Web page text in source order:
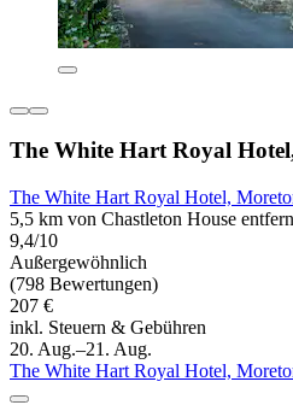
The White Hart Royal
The White Hart Royal Hotel,
5,5 km von Chastleton House
9,4/10
Außergewöhnlich
(798 Bewertungen)
207 €
inkl. Steuern & Gebühren
20. Aug.–21. Aug.
The White Hart Royal Hotel,